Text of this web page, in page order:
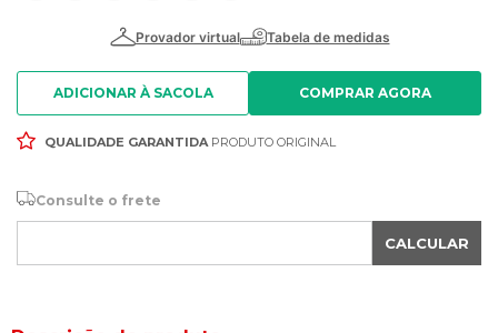
ADICIONAR À SACOLA
QUALIDADE GARANTIDAPRODUTO ORIGINAL
Consulte o frete
CALCULAR